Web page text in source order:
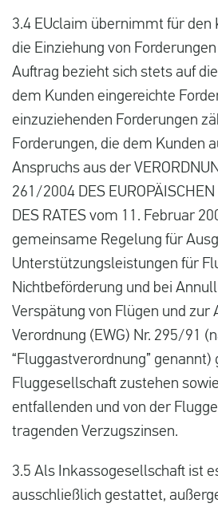
3.4 EUclaim übernimmt für den
die Einziehung von
Auftrag bezieht sich stets auf
dem Kunden eingereichte
einzuziehenden Forderungen
Forderungen, die dem Kunden
Anspruchs aus der
261/2004 DES
DES RATES vom 11. Februar
gemeinsame Regelung für
Unterstützungsleistungen für
Nichtbeförderung und bei
Verspätung von Flügen und zur
Verordnung (EWG) Nr. 295/91
“Fluggastverordnung” genannt)
Fluggesellschaft zustehen
entfallenden und von der
tragenden Verzugszinsen.
3.5 Als Inkassogesellschaft ist
ausschließlich gestattet,